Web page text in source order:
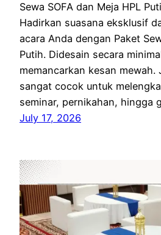
Sewa SOFA dan Meja HPL
Hadirkan suasana eksklusif
acara Anda dengan Paket
Putih. Didesain secara
memancarkan kesan
sangat cocok untuk
seminar, pernikahan, hingga
July 17, 2026